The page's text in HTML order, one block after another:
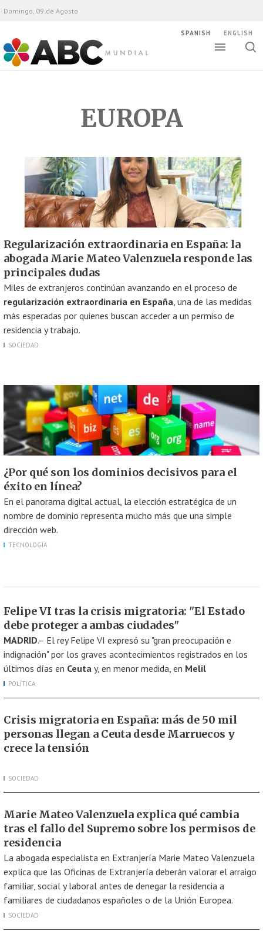
ABC Mundial
Domingo, 09 de Agosto
SPANISH ENGLISH
EUROPA
Regularización extraordinaria en España: la
abogada Marie Mateo Valenzuela responde las
principales dudas
Miles de extranjeros continúan avanzando en el proceso de
regularización extraordinaria en España, una de las medidas
más esperadas por quienes buscan acceder a un permiso de
residencia y trabajo.
SOCIEDAD
¿Por qué son los dominios decisivos para el
éxito en línea?
En el panorama digital actual, la elección estratégica de un
nombre de dominio representa mucho más que una simple
dirección web.
TECNOLOGÍA
Felipe VI tras la crisis migratoria: "El Estado
debe proteger a ambas ciudades"
MADRID.– El rey Felipe VI expresó su "gran preocupación e
indignación" por los graves acontecimientos registrados en los
últimos días en Ceuta y, en menor medida, en Melil
POLÍTICA
Crisis migratoria en España: más de 50 mil
personas llegan a Ceuta desde Marruecos y
crece la tensión
SOCIEDAD
Marie Mateo Valenzuela explica qué cambia
tras el fallo del Supremo sobre los permisos de
residencia
La abogada especialista en Extranjería Marie Mateo Valenzuela
explica que las Oficinas de Extranjería deberán valorar el arraigo
familiar, social y laboral antes de denegar la residencia a
familiares de ciudadanos españoles o de la Unión Europea.
SOCIEDAD